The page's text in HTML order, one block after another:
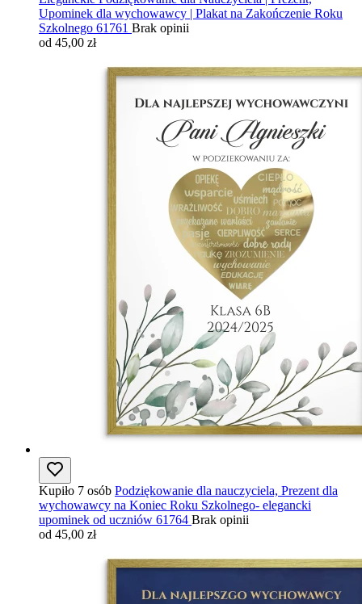
Upominek dla wychowawcy | Plakat na Zakończenie Roku
Szkolnego 61761 Brak opinii
od 45,00 zł
Kupiło 7 osób Podziękowanie dla nauczyciela, Prezent dla
wychowawcy na Koniec Roku Szkolnego- elegancki
upominek od uczniów 61764 Brak opinii
od 45,00 zł